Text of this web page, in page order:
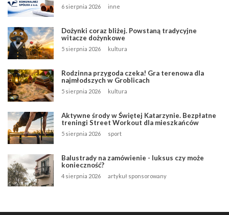
6 sierpnia 2026 inne
Dożynki coraz bliżej. Powstaną tradycyjne
witacze dożynkowe
5 sierpnia 2026 kultura
Rodzinna przygoda czeka! Gra terenowa dla
najmłodszych w Groblicach
5 sierpnia 2026 kultura
Aktywne środy w Świętej Katarzynie. Bezpłatne
treningi Street Workout dla mieszkańców
5 sierpnia 2026 sport
Balustrady na zamówienie - luksus czy może
konieczność?
4 sierpnia 2026 artykuł sponsorowany